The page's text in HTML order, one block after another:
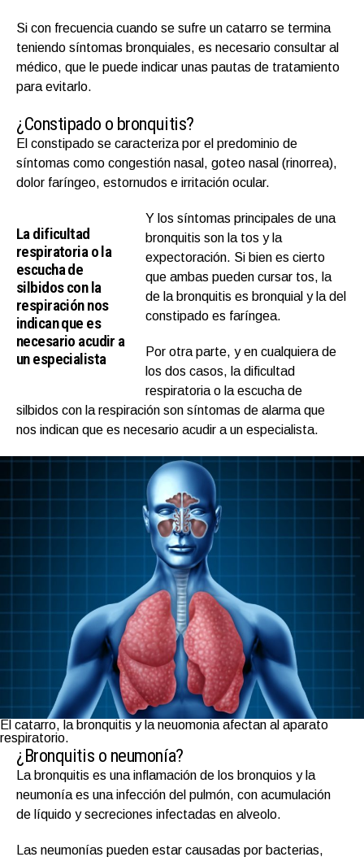
Si con frecuencia cuando se sufre un catarro se termina
teniendo síntomas bronquiales, es necesario consultar al
médico, que le puede indicar unas pautas de tratamiento
para evitarlo.
¿Constipado o bronquitis?
El constipado se caracteriza por el predominio de
síntomas como congestión nasal, goteo nasal (rinorrea),
dolor faríngeo, estornudos e irritación ocular.
La dificultad
respiratoria o la
escucha de
silbidos con la
respiración nos
indican que es
necesario acudir a
un especialista
Y los síntomas principales de una
bronquitis son la tos y la
expectoración. Si bien es cierto
que ambas pueden cursar tos, la
de la bronquitis es bronquial y la del
constipado es faríngea.
Por otra parte, y en cualquiera de
los dos casos, la dificultad
respiratoria o la escucha de
silbidos con la respiración son síntomas de alarma que
nos indican que es necesario acudir a un especialista.
El catarro, la bronquitis y la neuomonia afectan al aparato
respiratorio.
¿Bronquitis o neumonía?
La bronquitis es una inflamación de los bronquios y la
neumonía es una infección del pulmón, con acumulación
de líquido y secreciones infectadas en alveolo.
Las neumonías pueden estar causadas por bacterias,